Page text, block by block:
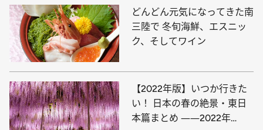
どんどん元気になってきた南
三陸で 冬旬海鮮、エスニッ
ク、そしてワイン
【2022年版】いつか行きた
い！ 日本の春の絶景・東日
本篇まとめ ――2022年